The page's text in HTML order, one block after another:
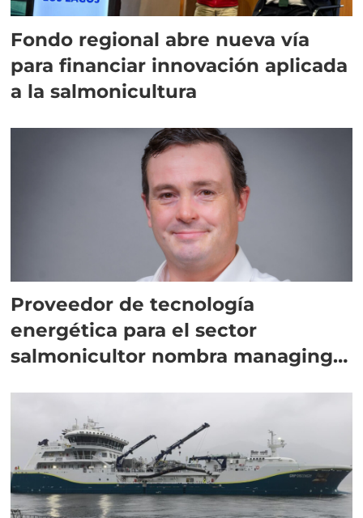
Fondo regional abre nueva vía
para financiar innovación aplicada
a la salmonicultura
Proveedor de tecnología
energética para el sector
salmonicultor nombra managing